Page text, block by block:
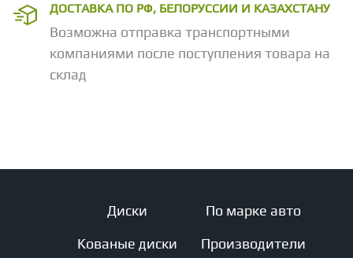
ДОСТАВКА ПО РФ, БЕЛОРУССИИ И КАЗАХСТАНУ
Возможна отправка транспортными
компаниями после поступления товара на
склад
Диски
Кованые диски
По марке авто
Производители